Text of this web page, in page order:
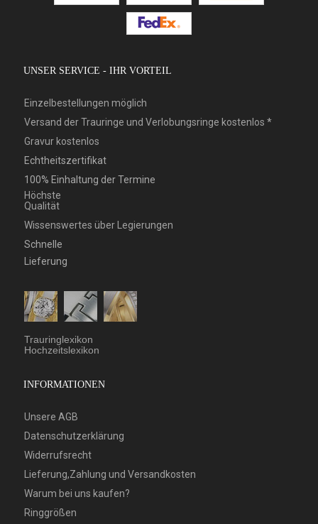
UNSER SERVICE - IHR VORTEIL
Einzelbestellungen möglich
Versand der Trauringe und Verlobungsringe kostenlos *
Gravur kostenlos
Echtheitszertifikat
100% Einhaltung der Termine
Höchste
Qualität
Wissenswertes über Legierungen
Schnelle
Lieferung
Trauringlexikon
Hochzeitslexikon
INFORMATIONEN
Unsere AGB
Datenschutzerklärung
Widerrufsrecht
Lieferung,Zahlung und Versandkosten
Warum bei uns kaufen?
Ringgrößen